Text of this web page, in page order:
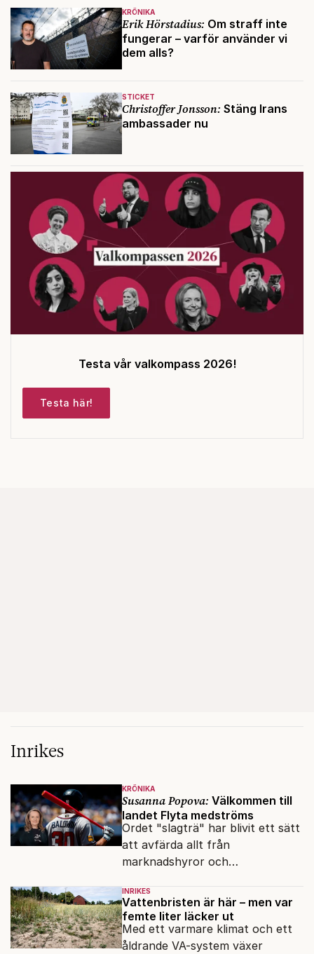
KRÖNIKA
Erik Hörstadius: Om straff inte
fungerar – varför använder vi
dem alls?
STICKET
Christoffer Jonsson: Stäng Irans
ambassader nu
Testa vår valkompass 2026!
Testa här!
Inrikes
KRÖNIKA
Susanna Popova: Välkommen till
landet Flyta medströms
Ordet "slagträ" har blivit ett sätt
att avfärda allt från
marknadshyror och
om antisemitism.
INRIKES
Vattenbristen är här – men var
femte liter läcker ut
Med ett varmare klimat och ett
åldrande VA-system växer